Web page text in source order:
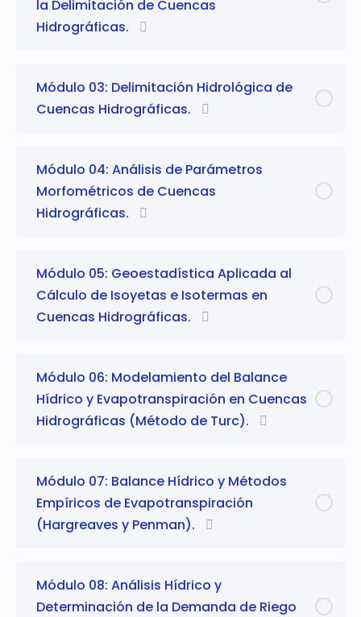
la Delimitación de Cuencas
Hidrográficas.
Módulo 03: Delimitación Hidrológica de
Cuencas Hidrográficas.
Módulo 04: Análisis de Parámetros
Morfométricos de Cuencas
Hidrográficas.
Módulo 05: Geoestadística Aplicada al
Cálculo de Isoyetas e Isotermas en
Cuencas Hidrográficas.
Módulo 06: Modelamiento del Balance
Hídrico y Evapotranspiración en Cuencas
Hidrográficas (Método de Turc).
Módulo 07: Balance Hídrico y Métodos
Empíricos de Evapotranspiración
(Hargreaves y Penman).
Módulo 08: Análisis Hídrico y
Determinación de la Demanda de Riego